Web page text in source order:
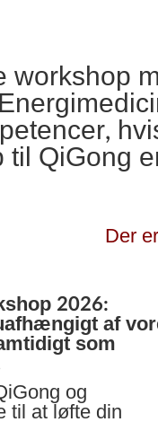
QiGong
Der
2026:
af
som
og
til at løfte din